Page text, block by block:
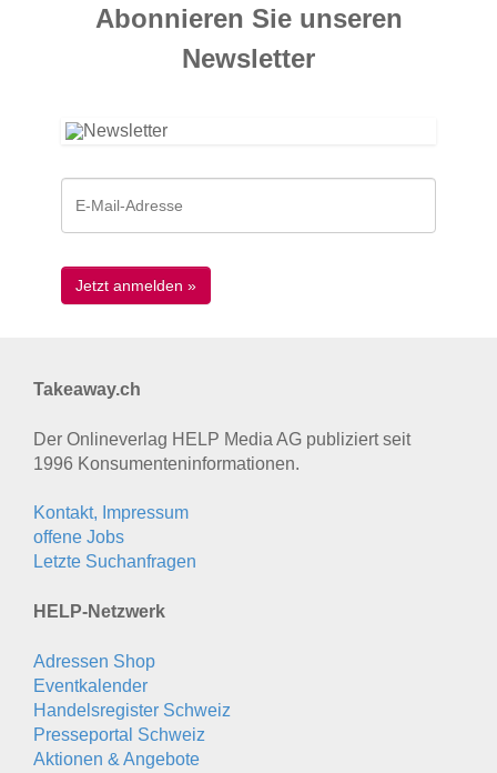
Abonnieren Sie unseren
News­letter
Takeaway.ch
Der Onlineverlag HELP Media AG publiziert seit
1996 Konsumenten­informationen.
Kontakt, Impressum
offene Jobs
Letzte Suchanfragen
HELP-Netzwerk
Adressen Shop
Eventkalender
Handelsregister Schweiz
Presseportal Schweiz
Aktionen & Angebote